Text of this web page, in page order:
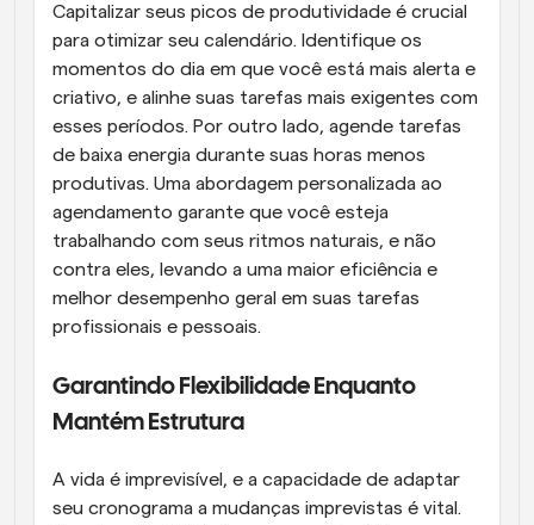
Capitalizar seus picos de produtividade é crucial
para otimizar seu calendário. Identifique os
momentos do dia em que você está mais alerta e
criativo, e alinhe suas tarefas mais exigentes com
esses períodos. Por outro lado, agende tarefas
de baixa energia durante suas horas menos
produtivas. Uma abordagem personalizada ao
agendamento garante que você esteja
trabalhando com seus ritmos naturais, e não
contra eles, levando a uma maior eficiência e
melhor desempenho geral em suas tarefas
profissionais e pessoais.
Garantindo Flexibilidade Enquanto
Mantém Estrutura
A vida é imprevisível, e a capacidade de adaptar
seu cronograma a mudanças imprevistas é vital.